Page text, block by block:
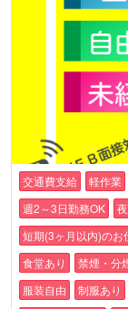
交通費支給 軽作業
週2～3日勤務OK
短期(3ヶ月以内)のお
食堂あり
禁煙・分
服装自由
制服あり